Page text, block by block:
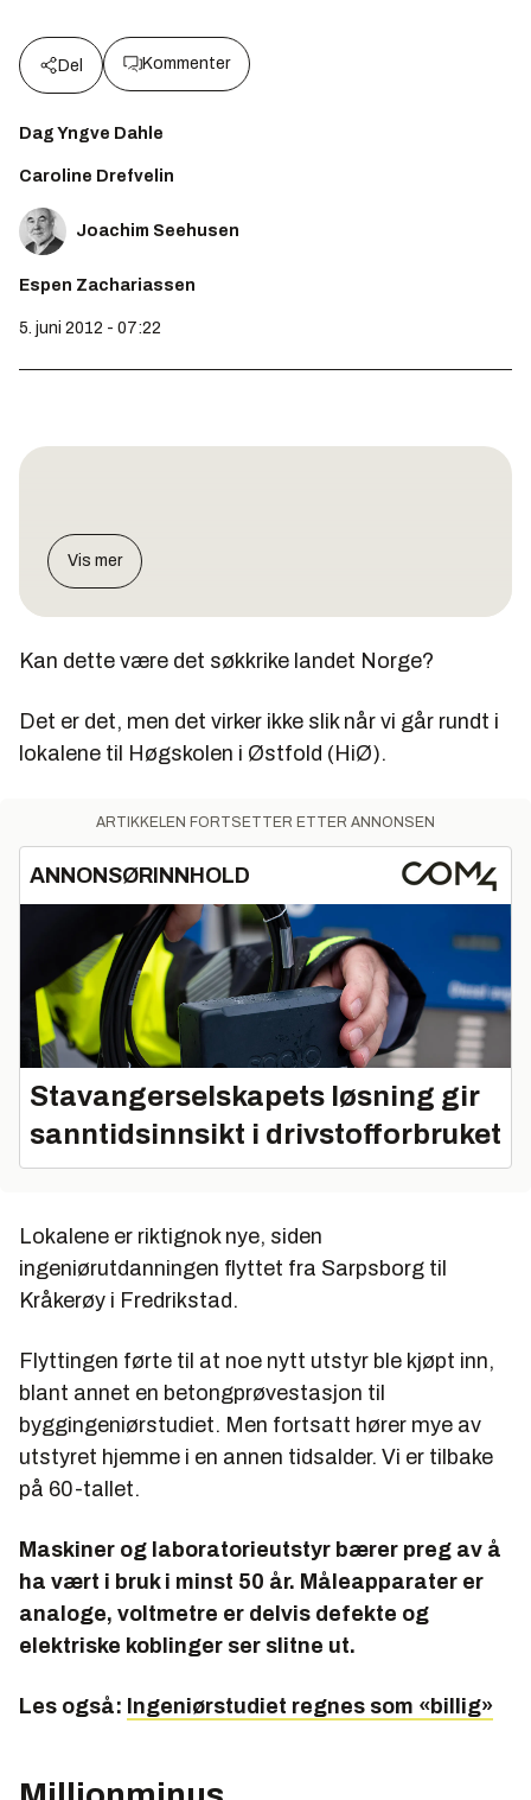
Del Kommenter
Dag Yngve Dahle
Caroline Drefvelin
Joachim Seehusen
Espen Zachariassen
5. juni 2012 - 07:22
Vis mer
Kan dette være det søkkrike landet Norge?
Det er det, men det virker ikke slik når vi går rundt i
lokalene til Høg­skolen i Østfold (HiØ).
ARTIKKELEN FORTSETTER ETTER ANNONSEN
ANNONSØRINNHOLD
Stavangerselskapets løsning gir
sanntidsinnsikt i drivstofforbruket
Lokalene er riktignok nye, siden
ingeniørutdanningen flyttet fra Sarpsborg til
Kråkerøy i Fredrikstad.
Flyttingen førte til at noe nytt utstyr ble kjøpt inn,
blant annet en betongprøvestasjon til
byggingeniørstudiet. Men fortsatt hører mye av
utstyret hjemme i en annen tidsalder. Vi er tilbake
på 60-tallet.
Maskiner og laboratorieutstyr bærer preg av å
ha vært i bruk i minst 50 år. Måleapparater er
analoge, voltmetre er delvis defekte og
elektriske koblinger ser slitne ut.
Les også: Ingeniørstudiet regnes som «billig»